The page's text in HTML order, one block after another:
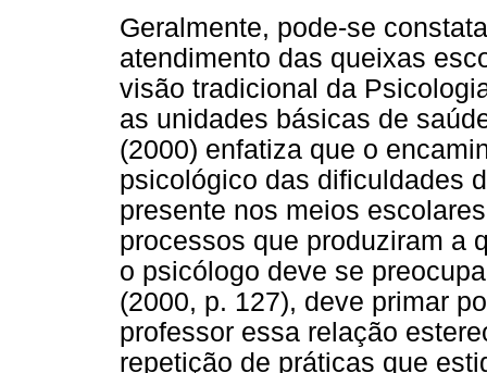
Geralmente, pode-se
atendimento das queixas
visão tradicional da
as unidades básicas de
(2000) enfatiza que o
psicológico das dificuldades
presente nos meios
processos que produziram a
o psicólogo deve se
(2000, p. 127), deve primar
professor essa relação
repetição de práticas que